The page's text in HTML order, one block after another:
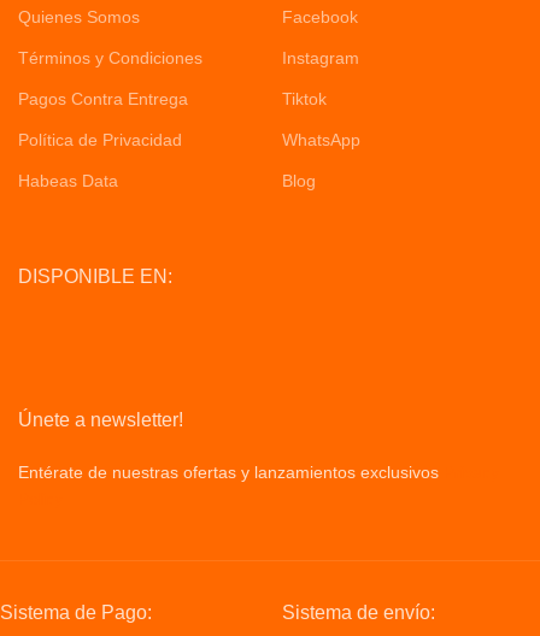
Quienes Somos
Términos y Condiciones
Pagos Contra Entrega
Política de Privacidad
Habeas Data
Facebook
Instagram
Tiktok
WhatsApp
Blog
DISPONIBLE EN:
Únete a newsletter!
Entérate de nuestras ofertas y lanzamientos exclusivos
Sistema de Pago: Sistema de envío: